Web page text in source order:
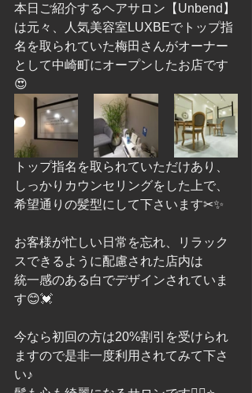
本日ご紹介するヘアサロン【Unbend】
は元々、人気美容室LUXBEでトップ指
名を取られていた梅田さんがオーナー
として中崎町にオープンしたお店です
😍
トップ指名を取られていただけあり、
しっかりカウンセリングをした上で、
希望通りの髪型にして下さいます✂︎✨
お客様が忙しい日常を忘れ、リラック
スできるように配慮された店内は
統一感のある白でデザインされていま
す😊💓
今なら初回の方は20%割引を受けられ
ますので是非一度利用されてみて下さ
い♪